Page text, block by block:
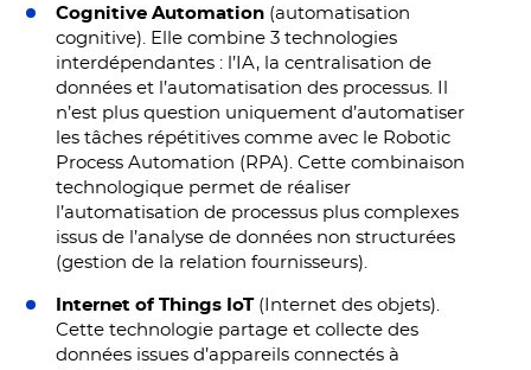
Cognitive Automation (automatisation
cognitive). Elle combine 3 technologies
interdépendantes : l’IA, la centralisation de
données et l’automatisation des processus. Il
n’est plus question uniquement d’automatiser
les tâches répétitives comme avec le Robotic
Process Automation (RPA). Cette combinaison
technologique permet de réaliser
l’automatisation de processus plus complexes
issus de l’analyse de données non structurées
(gestion de la relation fournisseurs).
Internet of Things IoT(Internet des objets).
Cette technologie partage et collecte des
données issues d’appareils connectés à